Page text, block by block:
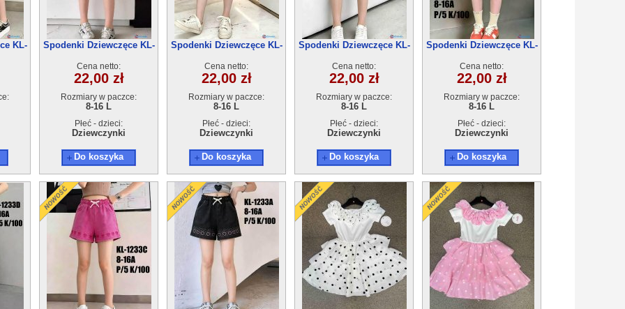
KL-
Spodenki Dziewczęce KL-
Cena netto:
22,00 zł
Rozmiary w paczce:
8-16 L
Płeć - dzieci:
Dziewczynki
Do koszyka
Spodenki Dziewczęce KL-
Cena netto:
22,00 zł
Rozmiary w paczce:
8-16 L
Płeć - dzieci:
Dziewczynki
Do koszyka
Spodenki Dziewczęce KL-
Cena netto:
22,00 zł
Rozmiary w paczce:
8-16 L
Płeć - dzieci:
Dziewczynki
Do koszyka
Spodenki Dziewczęce KL-
Cena netto:
22,00 zł
Rozmiary w paczce:
8-16 L
Płeć - dzieci:
Dziewczynki
Do koszyka